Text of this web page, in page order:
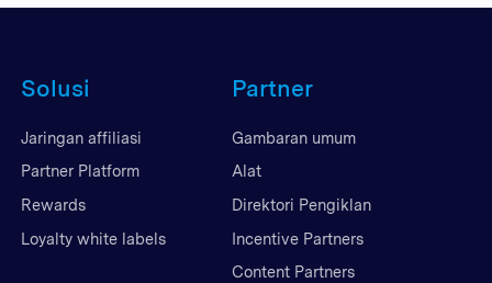
Solusi
Jaringan affiliasi
Partner Platform
Rewards
Loyalty white labels
Partner
Gambaran umum
Alat
Direktori Pengiklan
Incentive Partners
Content Partners